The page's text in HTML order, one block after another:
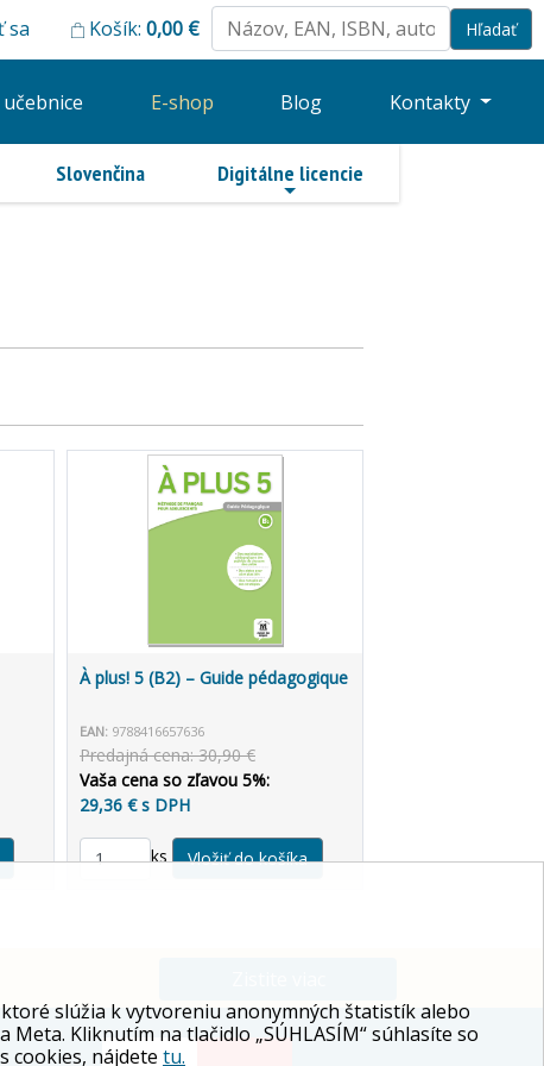
sa Košík: 0,00 €
E-shop Blog Kontakty
Slovenčina Digitálne licencie
À plus! 5 (B2) – Guide pédagogique
EAN: 9788416657636
Predajná cena: 30,90 €
Vaša cena so zľavou 5%:
29,36 € s DPH
ks
slúžia k vytvoreniu anonymných štatistík alebo
Kliknutím na tlačidlo „SÚHLASÍM“ súhlasíte so
cookies, nájdete tu.